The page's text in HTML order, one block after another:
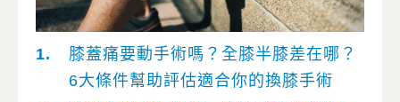
膝蓋痛要動手術嗎？全膝半膝差在哪？
6大條件幫助評估適合你的換膝手術